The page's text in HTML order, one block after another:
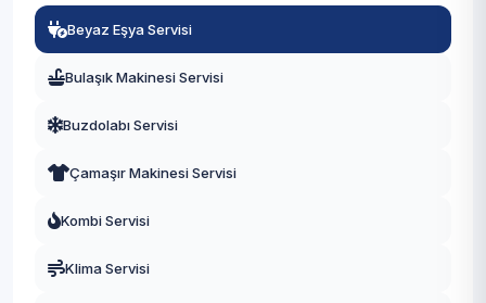
Çekmeköy
Esenler
Beyaz Eşya Servisi
Bulaşık Makinesi Servisi
Buzdolabı Servisi
Çamaşır Makinesi Servisi
Kombi Servisi
Klima Servisi